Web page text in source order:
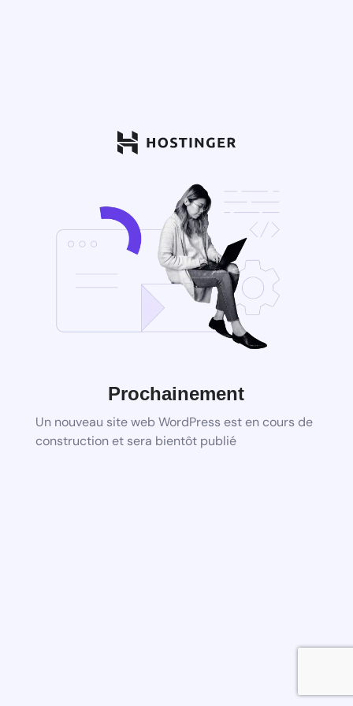
Prochainement
Un nouveau site web WordPress est en cours de
construction et sera bientôt publié